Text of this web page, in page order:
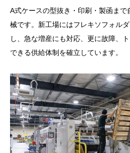
A式ケースの型抜き・印刷・製函ま
械です。新工場にはフレキソフォル
し、急な増産にも対応、更に故障、
できる供給体制を確立しています。